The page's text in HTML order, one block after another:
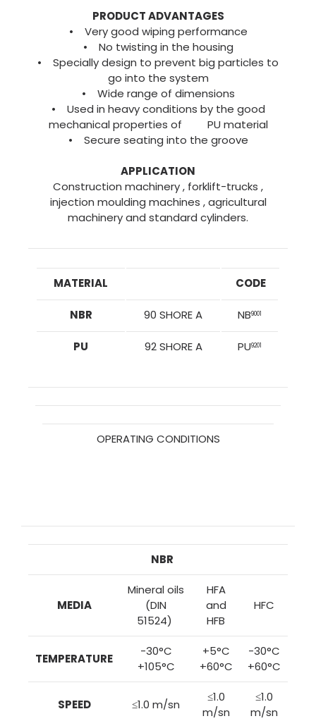
PRODUCT ADVANTAGES
• Very good wiping performance
• No twisting in the housing
• Specially design to prevent big particles to
go into the system
• Wide range of dimensions
• Used in heavy conditions by the good
mechanical properties of PU material
• Secure seating into the groove
APPLICATION
Construction machinery , forklift-trucks ,
injection moulding machines , agricultural
machinery and standard cylinders.
MATERIAL CODE
NBR 90 SHORE A NB9001
PU 92 SHORE A PU9201
OPERATING CONDITIONS
NBR
MEDIA
Mineral oils
(DIN
51524)
HFA
and
HFB
HFC
TEMPERATURE
-30°C
+105°C
+5°C
+60°C
-30°C
+60°C
SPEED ≤1.0 m/sn
≤1.0
m/sn
≤1.0
m/sn